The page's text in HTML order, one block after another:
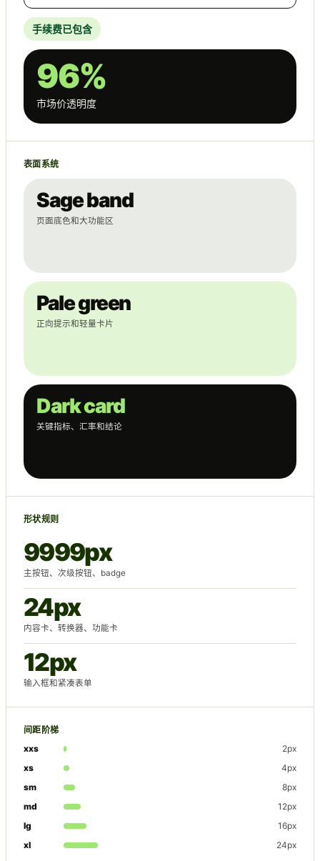
手续费已包含
96%
市场价透明度
表面系统
Sage band
页面底色和大功能区
Pale green
正向提示和轻量卡片
Dark card
关键指标、汇率和结论
形状规则
9999px
主按钮、次级按钮、badge
24px
内容卡、转换器、功能卡
12px
输入框和紧凑表单
间距阶梯
xxs
2px
xs
4px
sm
8px
md
12px
lg
16px
xl
24px